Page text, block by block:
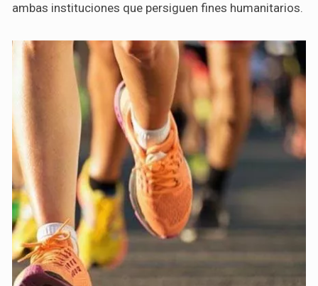
ambas instituciones que persiguen fines humanitarios.